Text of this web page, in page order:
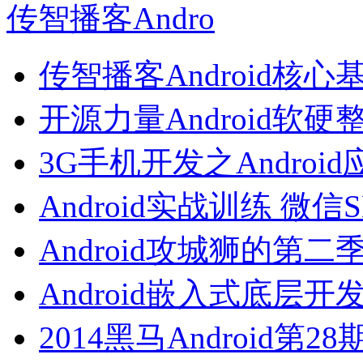
传智播客Andro
传智播客Android核心
开源力量Android软硬
3G手机开发之Android
Android实战训练 微信
Android攻城狮的第二
Android嵌入式底层开
2014黑马Android第28